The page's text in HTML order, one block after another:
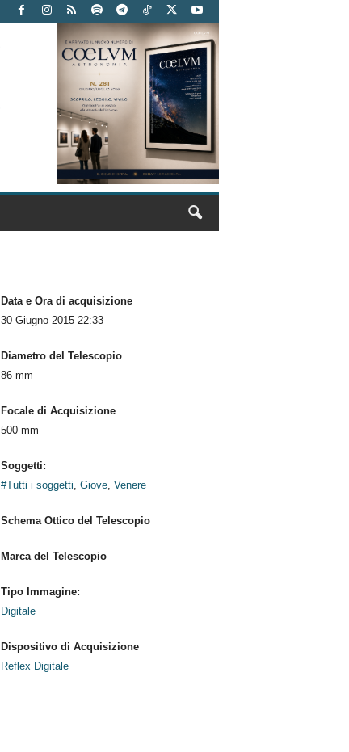
Data e Ora di acquisizione
30 Giugno 2015 22:33
Diametro del Telescopio
86 mm
Focale di Acquisizione
500 mm
Soggetti:
#Tutti i soggetti, Giove, Venere
Schema Ottico del Telescopio
Marca del Telescopio
Tipo Immagine:
Digitale
Dispositivo di Acquisizione
Reflex Digitale